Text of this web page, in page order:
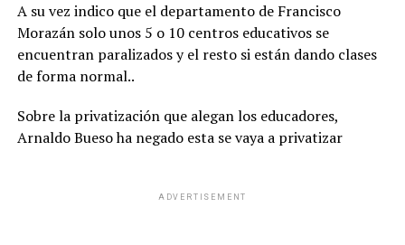
A su vez indico que el departamento de Francisco
Morazán solo unos 5 o 10 centros educativos se
encuentran paralizados y el resto si están dando clases
de forma normal..
Sobre la privatización que alegan los educadores,
Arnaldo Bueso ha negado esta se vaya a privatizar
ADVERTISEMENT